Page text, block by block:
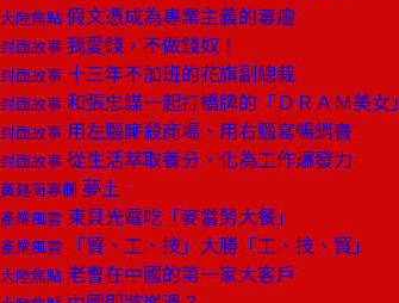
大陸焦點 假文憑成為專業主義的毒瘤
封面故事 我愛錢，不做錢奴！
封面故事 十三年不加班的花旗副總裁
封面故事 和張忠謀一起打橋牌的「ＤＲＡＭ美女」
封面故事 用左腦廝殺商場、用右腦寫暢銷書
封面故事 從生活萃取養分，化為工作爆發力
黃建南專欄 夢土
產業風雲 東貝光電吃「麥當勞大餐」
產業風雲 「貿、工、技」大勝「工、技、貿」
大陸焦點 老曹在中國的第一家大客戶